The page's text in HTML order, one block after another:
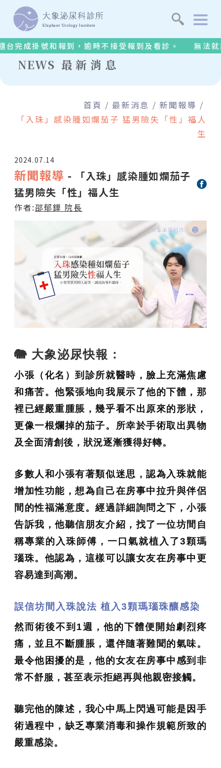
關於診所
醫療團隊
醫療設備
治療項目
影音專區
最新消息
性功能專區
成掛號和報到，逾時不接受報到及看診。 無法就診
NEWS 最新消息
首頁 最新消息
新聞報導
「入珠」感染腫如爛茄子 猛男險失「性」福人
生
2024.07.14
新聞報導 - 「入珠」感染腫如爛茄子
猛男險失「性」福人生
作者:邵郁鏵 院長
🐘 大象泌尿快報：
小張（化名）到診所就醫時，臉上充滿焦慮
和痛苦。他緊張地向我展示了他的下體，那
裡已經嚴重腫脹，幾乎看不出原來的形狀，
更像一根爛掉的茄子。所幸於手術取出異物
及全面清創後，狀況逐漸獲得好轉。
多數人和小張有著類似迷思，認為入珠就能
增加性功能，想為自己在房事中拉升與伴侶
間的性福滿意度。經過詳細詢問之下，小張
告訴我，他聽信朋友介紹，找了一位坊間自
稱專業的入珠師傅，一口氣就植入了3顆瑪
瑙珠。他認為，這樣可以讓女友在房事中更
容易達到高潮。
誤信坊間入珠說法 植入3顆瑪瑙珠釀感染
然而術後不到1週，他的下體便開始劇烈疼
痛，並且不斷腫脹，還伴隨著難聞的氣味。
最令他困擾的是，他的女友在房事中感到非
常不舒服，甚至表示拒絕再與他親密接觸。
聽完他的陳述，我心中馬上閃過可能是因手
術過程中，缺乏專業消毒和操作規範所致的
嚴重感染。